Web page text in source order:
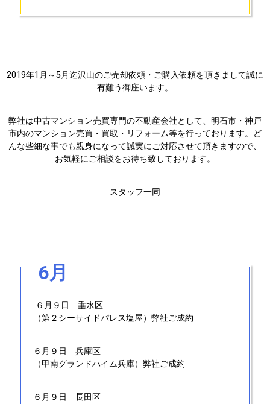
2019年1月～5月迄沢山のご売却依頼・ご購入依頼を頂きまして誠に
有難う御座います。
弊社は中古マンション売買専門の不動産会社として、明石市・神戸
市内のマンション売買・買取・リフォーム等を行っております。ど
んな些細な事でも親身になって誠実にご対応させて頂きますので、
お気軽にご相談をお待ち致しております。
スタッフ一同
6月
６月９日 垂水区
（第２シーサイドパレス塩屋）弊社ご成約
６月９日 兵庫区
（甲南グランドハイム兵庫）弊社ご成約
６月９日 長田区